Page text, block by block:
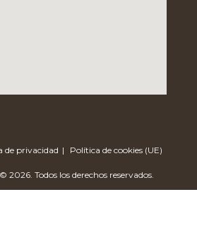
de privacidad Política de cookies (UE)
2026. Todos los derechos reservados.